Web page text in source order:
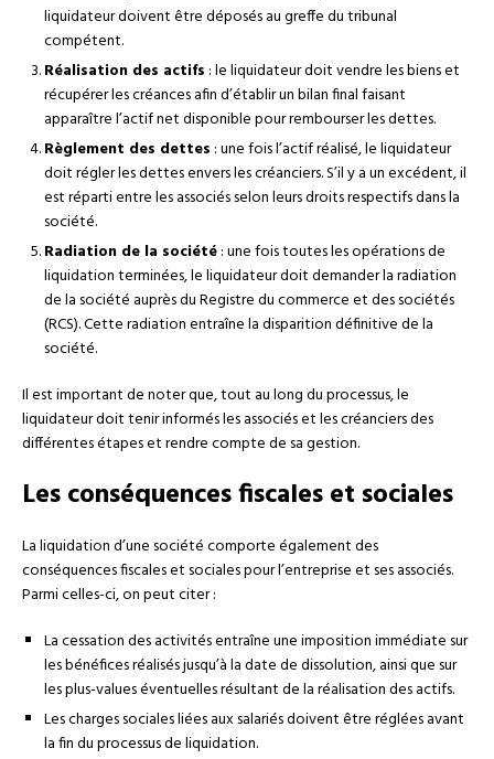
liquidateur doivent être déposés au greffe du tribunal
compétent.
Réalisation des actifs : le liquidateur doit vendre les biens et
récupérer les créances afin d’établir un bilan final faisant
apparaître l’actif net disponible pour rembourser les dettes.
Règlement des dettes : une fois l’actif réalisé, le liquidateur
doit régler les dettes envers les créanciers. S’il y a un excédent, il
est réparti entre les associés selon leurs droits respectifs dans la
société.
Radiation de la société: une fois toutes les opérations de
liquidation terminées, le liquidateur doit demander la radiation
de la société auprès du Registre du commerce et des sociétés
(RCS). Cette radiation entraîne la disparition définitive de la
société.
Il est important de noter que, tout au long du processus, le
liquidateur doit tenir informés les associés et les créanciers des
différentes étapes et rendre compte de sa gestion.
Les conséquences fiscales et sociales
La liquidation d’une société comporte également des
conséquences fiscales et sociales pour l’entreprise et ses associés.
Parmi celles-ci, on peut citer :
La cessation des activités entraîne une imposition immédiate sur
les bénéfices réalisés jusqu’à la date de dissolution, ainsi que sur
les plus-values éventuelles résultant de la réalisation des actifs.
Les charges sociales liées aux salariés doivent être réglées avant
la fin du processus de liquidation.